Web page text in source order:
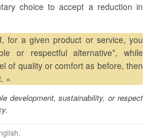
choice to accept a reduction in
for a given product or service, you
or respectful alternative*, while
of quality or comfort as before, then
«
development, sustainability, or respect
.